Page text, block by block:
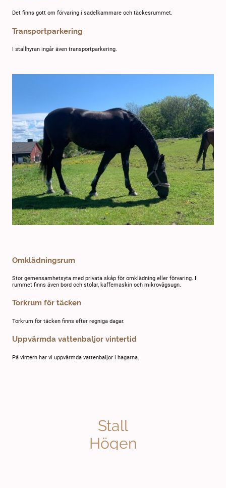
Det finns gott om förvaring i sadelkammare och täckesrummet.
Transportparkering
I stallhyran ingår även transportparkering.
Omklädningsrum
Stor gemensamhetsyta med privata skåp för omklädning eller förvaring. I
rummet finns även bord och stolar, kaffemaskin och mikrovågsugn.
Torkrum för täcken
Torkrum för täcken finns efter regniga dagar.
Uppvärmda vattenbaljor vintertid
På vintern har vi uppvärmda vattenbaljor i hagarna.
Stall
Högen